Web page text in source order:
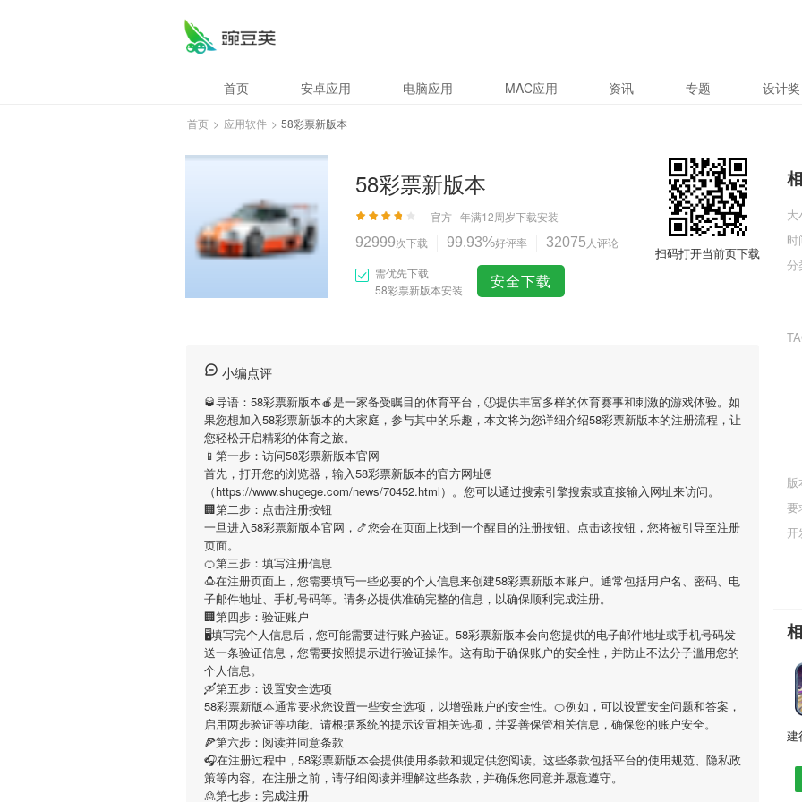
首页 安卓应用 电脑应用 MAC应用 资讯 专题 设计奖
首页 > 应用软件 > 58彩票新版本
58彩票新版本
官方 年满12周岁下载安装
92999次下载 99.93%好评率 32075 人评论
需优先下载
58彩票新版本安装
安全下载
扫码打开当前页下载
小编点评
🥃导语： 58彩票新版本🍎是一家备受瞩目的体育平台，🕔提供丰富多样的体育赛事和刺激的游戏体验。如
果您想加入58彩票新版本的大家庭，参与其中的乐趣，本文将为您详细介绍58彩票新版本的注册流程，让
您轻松开启精彩的体育之旅。
📱第一步：访问58彩票新版本官网
首先，打开您的浏览器，输入58彩票新版本的官方网址🖲
（https://www.shugege.com/news/70452.html）。您可以通过搜索引擎搜索或直接输入网址来访问。
🏢第二步：点击注册按钮
一旦进入58彩票新版本官网，🍤您会在页面上找到一个醒目的注册按钮。点击该按钮，您将被引导至注册
页面。
🍊第三步：填写注册信息
🍮在注册页面上，您需要填写一些必要的个人信息来创建58彩票新版本账户。通常包括用户名、密码、电
子邮件地址、手机号码等。请务必提供准确完整的信息，以确保顺利完成注册。
🏢第四步：验证账户
🖥填写完个人信息后，您可能需要进行账户验证。 58彩票新版本会向您提供的电子邮件地址或手机号码发
送一条验证信息，您需要按照提示进行验证操作。这有助于确保账户的安全性，并防止不法分子滥用您的
个人信息。
🛶第五步：设置安全选项
58彩票新版本通常要求您设置一些安全选项，以增强账户的安全性。🍊例如，可以设置安全问题和答案，
启用两步验证等功能。请根据系统的提示设置相关选项，并妥善保管相关信息，确保您的账户安全。
🍕第六步：阅读并同意条款
🎧在注册过程中， 58彩票新版本会提供使用条款和规定供您阅读。这些条款包括平台的使用规范、隐私政
策等内容。在注册之前，请仔细阅读并理解这些条款，并确保您同意并愿意遵守。
🙎第七步：完成注册
大
时
分
版
要
开